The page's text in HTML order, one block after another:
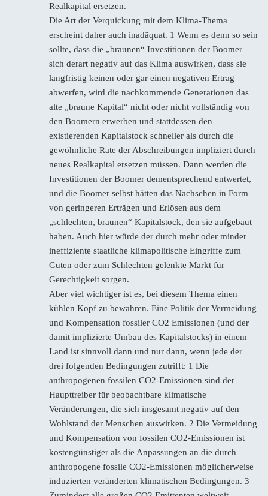
Realkapital ersetzen.
Die Art der Verquickung mit dem Klima-Thema
erscheint daher auch inadäquat. 1 Wenn es denn so sein
sollte, dass die „braunen“ Investitionen der Boomer
sich derart negativ auf das Klima auswirken, dass sie
langfristig keinen oder gar einen negativen Ertrag
abwerfen, wird die nachkommende Generationen das
alte „braune Kapital“ nicht oder nicht vollständig von
den Boomern erwerben und stattdessen den
existierenden Kapitalstock schneller als durch die
gewöhnliche Rate der Abschreibungen impliziert durch
neues Realkapital ersetzen müssen. Dann werden die
Investitionen der Boomer dementsprechend entwertet,
und die Boomer selbst hätten das Nachsehen in Form
von geringeren Erträgen und Erlösen aus dem
„schlechten, braunen“ Kapitalstock, den sie aufgebaut
haben. Auch hier würde der durch mehr oder minder
ineffiziente staatliche klimapolitische Eingriffe zum
Guten oder zum Schlechten gelenkte Markt für
Gerechtigkeit sorgen.
Aber viel wichtiger ist es, bei diesem Thema einen
kühlen Kopf zu bewahren. Eine Politik der Vermeidung
und Kompensation fossiler CO2 Emissionen (und der
damit implizierte Umbau des Kapitalstocks) in einem
Land ist sinnvoll dann und nur dann, wenn jede der
drei folgenden Bedingungen zutrifft: 1 Die
anthropogenen fossilen CO2-Emissionen sind der
Haupttreiber für beobachtbare klimatische
Veränderungen, die sich insgesamt negativ auf den
Wohlstand der Menschen auswirken. 2 Die Vermeidung
und Kompensation von fossilen CO2-Emissionen ist
kostengünstiger als die Anpassungen an die durch
anthropogene fossile CO2-Emissionen möglicherweise
induzierten veränderten klimatischen Bedingungen. 3